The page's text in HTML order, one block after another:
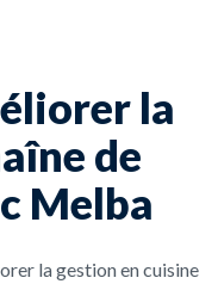
la
de
Melba
la gestion en cuisine